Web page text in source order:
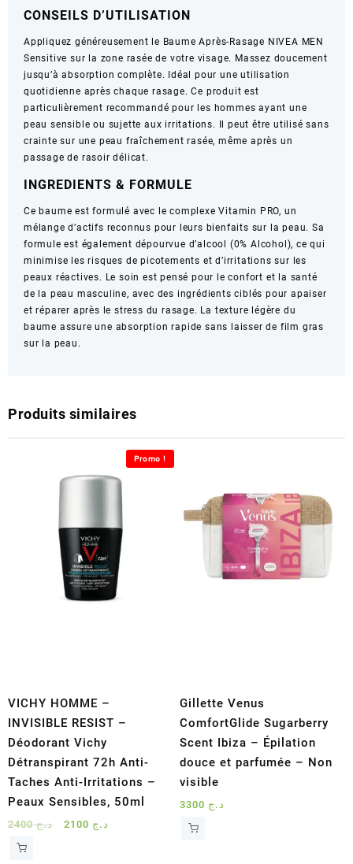
CONSEILS D’UTILISATION
Appliquez généreusement le Baume Après-Rasage NIVEA MEN
Sensitive sur la zone rasée de votre visage. Massez doucement
jusqu’à absorption complète. Idéal pour une utilisation
quotidienne après chaque rasage. Ce produit est
particulièrement recommandé pour les hommes ayant une
peau sensible ou sujette aux irritations. Il peut être utilisé sans
crainte sur une peau fraîchement rasée, même après un
passage de rasoir délicat.
INGREDIENTS & FORMULE
Ce baume est formulé avec le complexe Vitamin PRO, un
mélange d’actifs reconnus pour leurs bienfaits sur la peau. Sa
formule est également dépourvue d’alcool (0% Alcohol), ce qui
minimise les risques de picotements et d’irritations sur les
peaux réactives. Le soin est pensé pour le confort et la santé
de la peau masculine, avec des ingrédients ciblés pour apaiser
et réparer après le stress du rasage. La texture légère du
baume assure une absorption rapide sans laisser de film gras
sur la peau.
Produits similaires
Promo !
VICHY HOMME –
INVISIBLE RESIST –
Déodorant Vichy
Détranspirant 72h Anti-
Taches Anti-Irritations –
Peaux Sensibles, 50ml
د.ج2400
Le
د.ج
Gillette Venus
ComfortGlide Sugarberry
Scent Ibiza – Épilation
douce et parfumée – Non
visible
د.ج